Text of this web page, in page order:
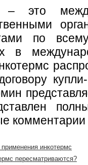
– это
по
в
комментарии
инкотермс
пересматриваются?